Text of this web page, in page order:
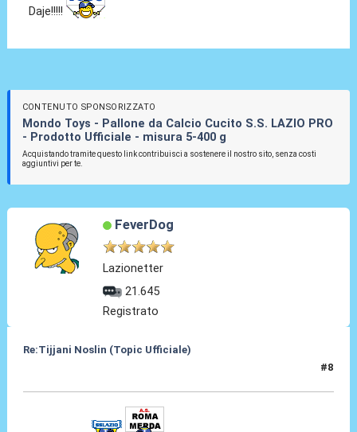
Daje!!!!!
CONTENUTO SPONSORIZZATO
Mondo Toys - Pallone da Calcio Cucito S.S. LAZIO PRO
- Prodotto Ufficiale - misura 5-400 g
Acquistando tramite questo link contribuisci a sostenere il nostro sito, senza costi
aggiuntivi per te.
FeverDog
Lazionetter
21.645
Registrato
Re:Tijjani Noslin (Topic Ufficiale)
#8